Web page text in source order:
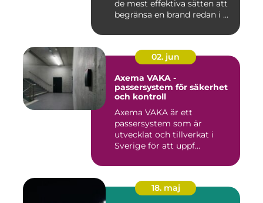
de mest effektiva sätten att
begränsa en brand redan i ...
02. jun
Axema VAKA -
passersystem för säkerhet
och kontroll
Axema VAKA är ett
passersystem som är
utvecklat och tillverkat i
Sverige för att uppf...
18. maj